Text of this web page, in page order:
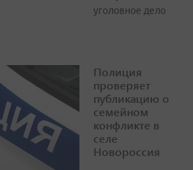
уголовное дело
Полиция
проверяет
публикацию о
семейном
конфликте в
селе
Новороссия